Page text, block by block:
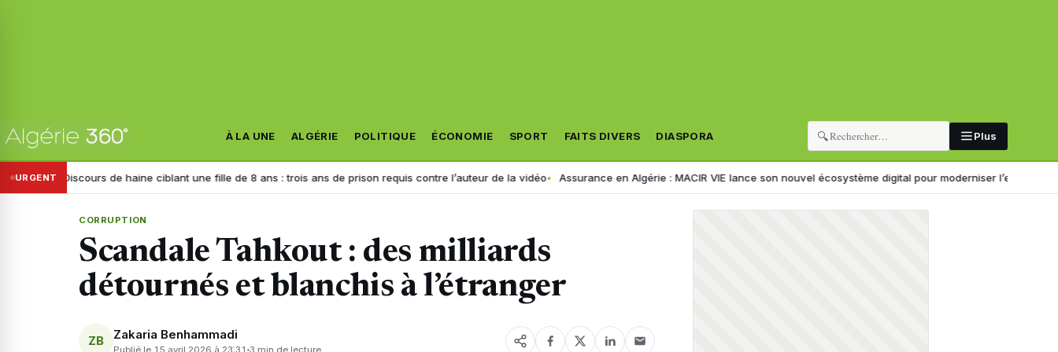
À LA UNE ALGÉRIE POLITIQUE ÉCONOMIE SPORT FAITS DIVERS DIASPORA 🔍 Plus
URGENTde haine ciblant une fille de 8 ans : trois ans de prison requis contre l’auteur de la vidéo Assurance en Algérie : MACIR VIE lance son nouvel écosystème digital pour moderniser l’expérience client
CORRUPTION
Scandale Tahkout : des milliards
détournés et blanchis à l’étranger
ZB Zakaria Benhammadi
Publié le 15 avril 2026 à 23:31 3 min de lecture